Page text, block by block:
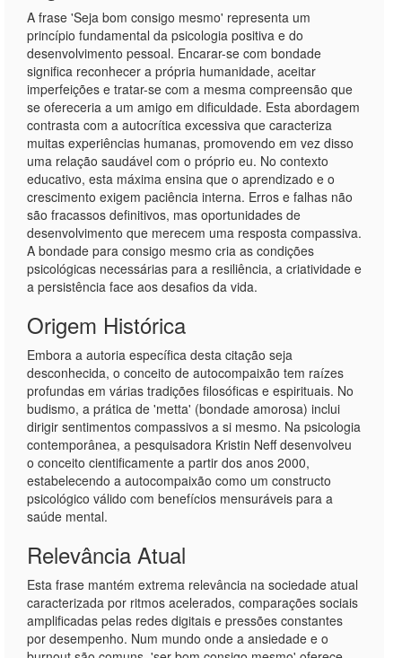
A frase 'Seja bom consigo mesmo' representa um
princípio fundamental da psicologia positiva e do
desenvolvimento pessoal. Encarar-se com bondade
significa reconhecer a própria humanidade, aceitar
imperfeições e tratar-se com a mesma compreensão que
se ofereceria a um amigo em dificuldade. Esta abordagem
contrasta com a autocrítica excessiva que caracteriza
muitas experiências humanas, promovendo em vez disso
uma relação saudável com o próprio eu. No contexto
educativo, esta máxima ensina que o aprendizado e o
crescimento exigem paciência interna. Erros e falhas não
são fracassos definitivos, mas oportunidades de
desenvolvimento que merecem uma resposta compassiva.
A bondade para consigo mesmo cria as condições
psicológicas necessárias para a resiliência, a criatividade e
a persistência face aos desafios da vida.
Origem Histórica
Embora a autoria específica desta citação seja
desconhecida, o conceito de autocompaixão tem raízes
profundas em várias tradições filosóficas e espirituais. No
budismo, a prática de 'metta' (bondade amorosa) inclui
dirigir sentimentos compassivos a si mesmo. Na psicologia
contemporânea, a pesquisadora Kristin Neff desenvolveu
o conceito cientificamente a partir dos anos 2000,
estabelecendo a autocompaixão como um constructo
psicológico válido com benefícios mensuráveis para a
saúde mental.
Relevância Atual
Esta frase mantém extrema relevância na sociedade atual
caracterizada por ritmos acelerados, comparações sociais
amplificadas pelas redes digitais e pressões constantes
por desempenho. Num mundo onde a ansiedade e o